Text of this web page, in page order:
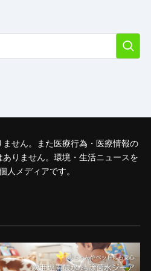
せん。また医療行為・医療情報の
りません。環境・生活ニュースを
人メディアです。